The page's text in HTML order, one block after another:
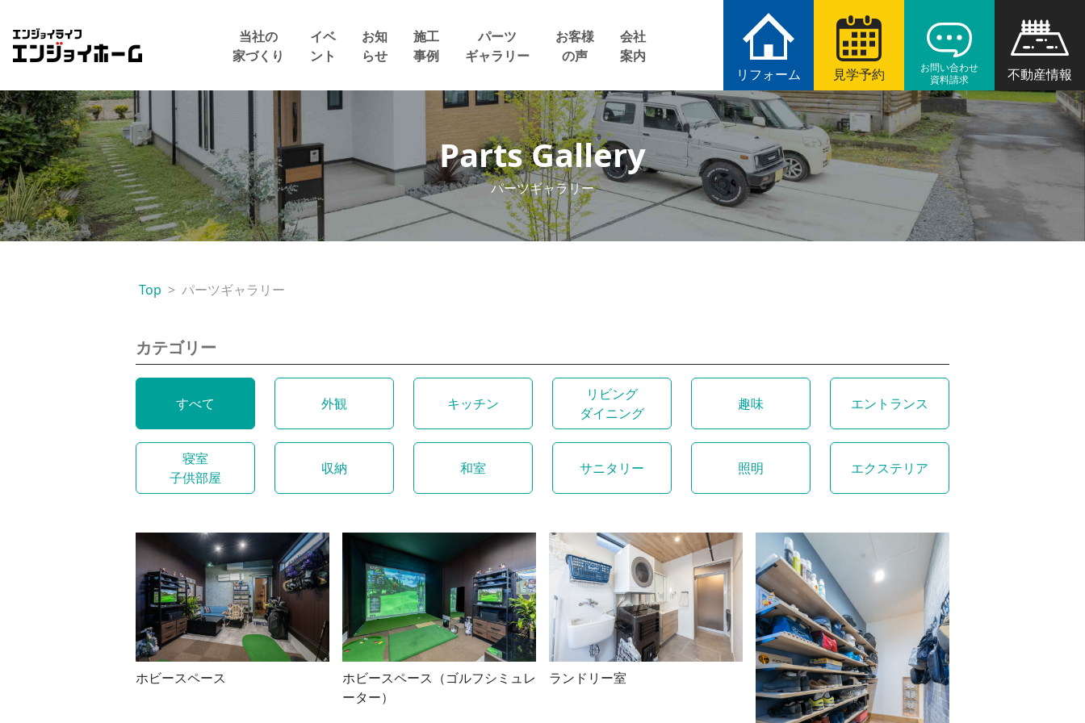
エンジョイホーム
リフォーム 見学予約
お問い合わせ
資料請求
不動産情報
当社の
家づくり
イベ
ント
お知
らせ
施工
事例
パーツ
ギャラリー
お客様
の声
会社
案内
Parts Gallery
パーツギャラリー
Top パーツギャラリー
カテゴリー
すべて 外観 キッチン
リビング
ダイニング
趣味 エントランス
寝室
子供部屋
収納 和室 サニタリー 照明 エクステリア
ホビースペース
ホビースペース（ゴルフシミュレ
ーター）
ランドリー室